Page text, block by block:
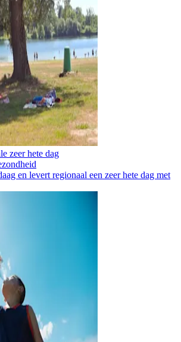
zeer hete dag
en levert regionaal een zeer hete dag met